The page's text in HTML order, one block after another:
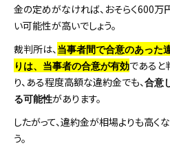
金の定めがなければ、おそらく600
い可能性が高いでしょう。
裁判所は、 当事者間で合意のあった
りは、当事者の合意が有効であると
り、ある程度高額な違約金でも、 合意
る可能性があります。
したがって、違約金が相場よりも高く
う。